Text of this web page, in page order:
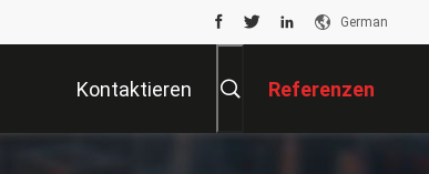
German
Kontaktieren Referenzen